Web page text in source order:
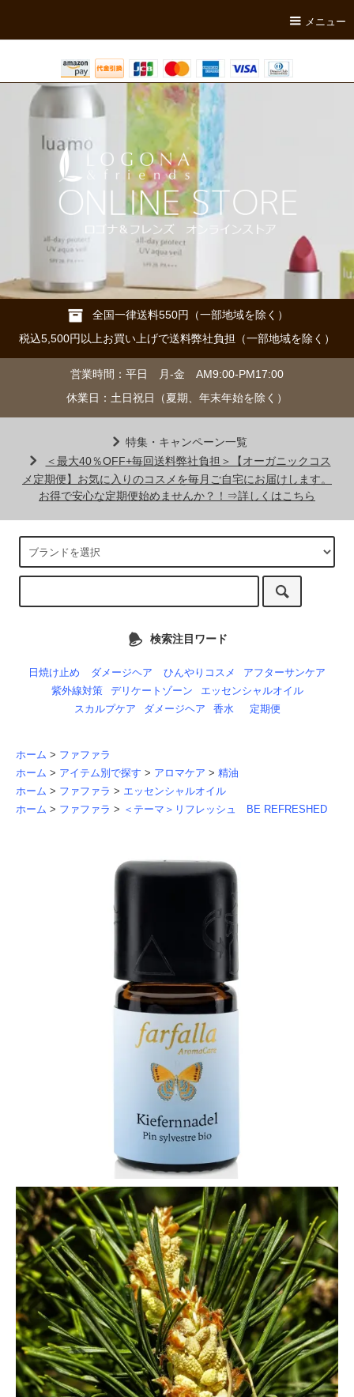
メニュー
全国一律送料550円（一部地域を除く）
税込5,500円以上お買い上げで送料弊社負担（一部地域を除く）
営業時間：平日 月-金 AM9:00-PM17:00
休業日：土日祝日（夏期、年末年始を除く）
特集・キャンペーン一覧
＜最大40％OFF+毎回送料弊社負担＞【オーガニックコス
メ定期便】お気に入りのコスメを毎月ご自宅にお届けします。
お得で安心な定期便始めませんか？！⇒詳しくはこちら
検索注目ワード
日焼け止め ダメージヘア ひんやりコスメ
アフターサンケア
紫外線対策
デリケートゾーン
エッセンシャルオイル
スカルプケア
ダメージヘア 香水 定期便
ホーム > ファファラ
ホーム > アイテム別で探す > アロマケア > 精油
ホーム > ファファラ > エッセンシャルオイル
ホーム > ファファラ > ＜テーマ＞リフレッシュ BE REFRESHED